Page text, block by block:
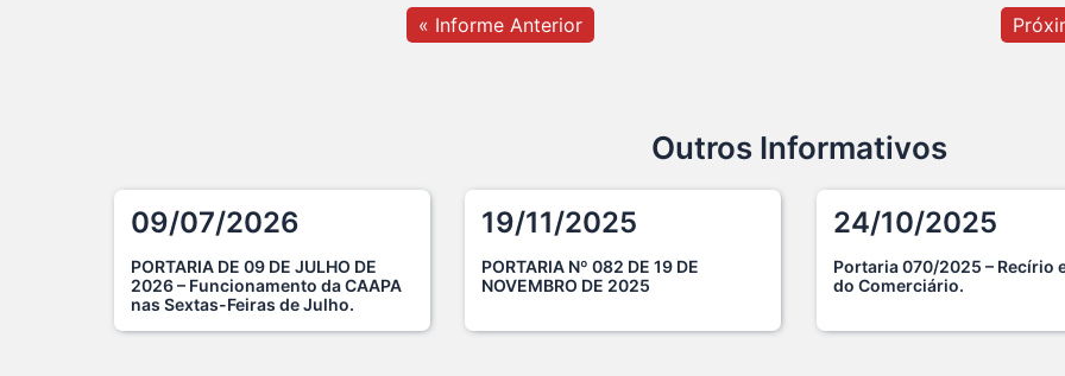
Na
de
15
O
12
O
« Informe Anterior
Outros Informativos
09/07/2026
PORTARIA DE 09 DE JULHO DE
2026 – Funcionamento da CAAPA
nas Sextas-Feiras de Julho.
19/11/2025
PORTARIA Nº 082 DE 19 DE
NOVEMBRO DE 2025
24/10/2025
Portaria 070/2025 – Recírio
do Comerciário.